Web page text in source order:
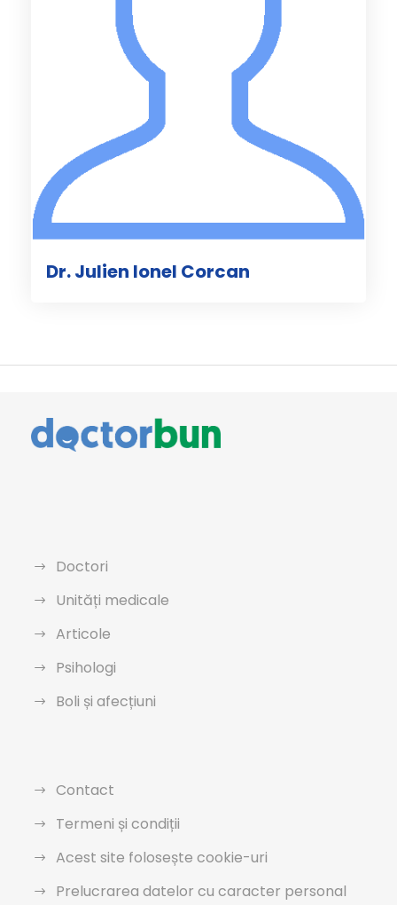
Dr. Julien Ionel Corcan
Doctori
Unități medicale
Articole
Psihologi
Boli și afecțiuni
Contact
Termeni și condiții
Acest site folosește cookie-uri
Prelucrarea datelor cu caracter personal